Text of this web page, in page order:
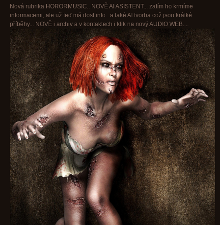
Nová rubrika HORORMUSIC.. NOVĚ AI ASISTENT... zatím ho krmíme
informacemi, ale už teď má dost info...a také AI tvorba což jsou krátké
příběhy... NOVĚ i archiv a v kontaktech i klik na nový AUDIO WEB....